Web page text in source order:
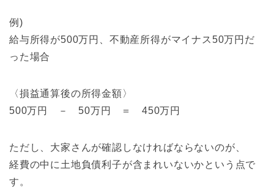
例)
給与所得が500万円、不動産所得がマイナス50万円だ
った場合
〈損益通算後の所得金額〉
500万円 － 50万円 ＝ 450万円
ただし、大家さんが確認しなければならないのが、
経費の中に土地負債利子が含まれいないかという点で
す。